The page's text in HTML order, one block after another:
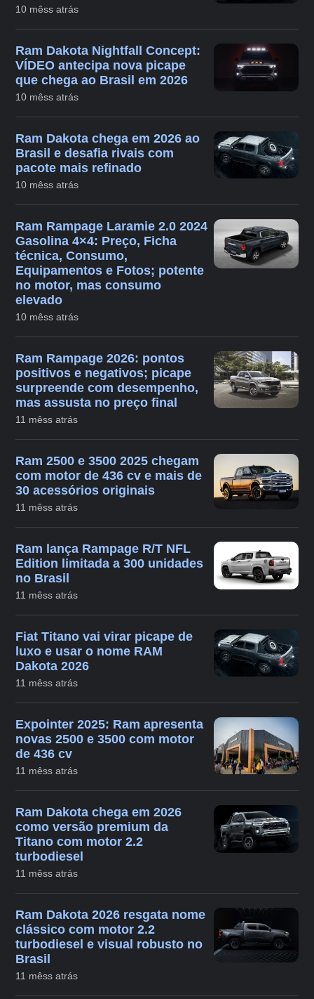
10 mêss atrás
Ram Dakota Nightfall Concept:
VÍDEO antecipa nova picape
que chega ao Brasil em 2026
10 mêss atrás
Ram Dakota chega em 2026 ao
Brasil e desafia rivais com
pacote mais refinado
10 mêss atrás
Ram Rampage Laramie 2.0 2024
Gasolina 4×4: Preço, Ficha
técnica, Consumo,
Equipamentos e Fotos; potente
no motor, mas consumo
elevado
10 mêss atrás
Ram Rampage 2026: pontos
positivos e negativos; picape
surpreende com desempenho,
mas assusta no preço final
11 mêss atrás
Ram 2500 e 3500 2025 chegam
com motor de 436 cv e mais de
30 acessórios originais
11 mêss atrás
Ram lança Rampage R/T NFL
Edition limitada a 300 unidades
no Brasil
11 mêss atrás
Fiat Titano vai virar picape de
luxo e usar o nome RAM
Dakota 2026
11 mêss atrás
Expointer 2025: Ram apresenta
novas 2500 e 3500 com motor
de 436 cv
11 mêss atrás
Ram Dakota chega em 2026
como versão premium da
Titano com motor 2.2
turbodiesel
11 mêss atrás
Ram Dakota 2026 resgata nome
clássico com motor 2.2
turbodiesel e visual robusto no
Brasil
11 mêss atrás